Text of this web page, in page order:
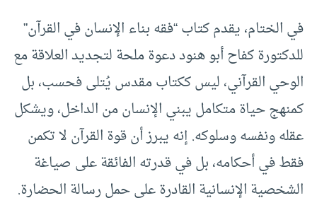
في الختام، يقدم كتاب “فقه بناء الإنسان في القرآن”
للدكتورة كفاح أبو هنود دعوة ملحة لتجديد العلاقة مع
الوحي القرآني، ليس ككتاب مقدس يُتلى فحسب، بل
كمنهج حياة متكامل يبني الإنسان من الداخل، ويشكل
عقله ونفسه وسلوكه. إنه يبرز أن قوة القرآن لا تكمن
فقط في أحكامه، بل في قدرته الفائقة على صياغة
الشخصية الإنسانية القادرة على حمل رسالة الحضارة.